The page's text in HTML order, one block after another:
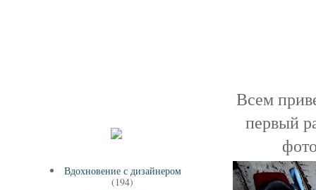
Всем
первый
Вдохновение с дизайнером
(194)